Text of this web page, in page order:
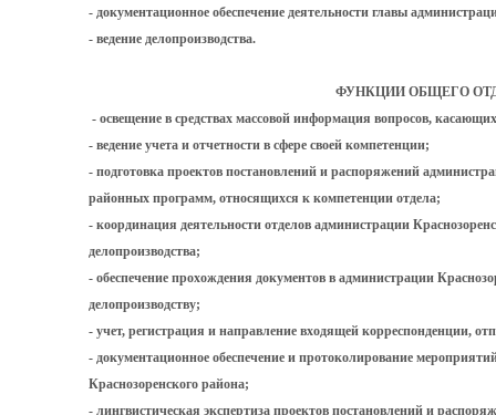
- документационное обеспечение деятельности главы
- ведение делопроизводства.
ФУНКЦИИ ОБЩЕГО
- освещение в средствах массовой информация вопросов,
- ведение учета и отчетности в сфере своей компетенции;
- подготовка проектов постановлений и распоряжений
районных программ, относящихся к компетенции отдела;
- координация деятельности отделов администрации
делопроизводства;
- обеспечение прохождения документов в администрации
делопроизводству;
- учет, регистрация и направление входящей корреспонденции,
- документационное обеспечение и протоколирование
Краснозоренского района;
- лингвистическая экспертиза проектов постановлений и